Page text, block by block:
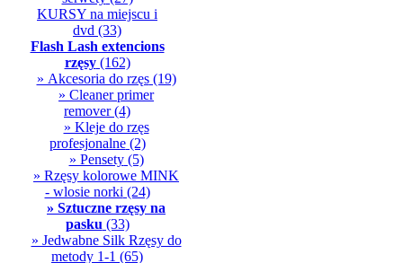
KURSY na miejscu i
dvd (33)
Flash Lash extencions
rzęsy(162)
» Akcesoria do rzęs(19)
» Cleaner primer
remover(4)
» Kleje do rzęs
profesjonalne(2)
» Pensety(5)
» Rzęsy kolorowe MINK
- wlosie norki (24)
» Sztuczne rzęsy na
pasku (33)
» Jedwabne Silk Rzęsy do
metody 1-1 (65)